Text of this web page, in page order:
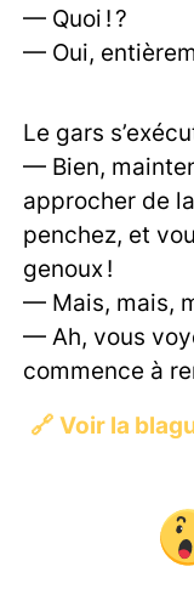
— Quoi ! ?
— Oui,
Le gars
— Bien,
approcher de
penchez, et
genoux !
— Mais, mais,
— Ah, vous
commence à
🔗 Voir la